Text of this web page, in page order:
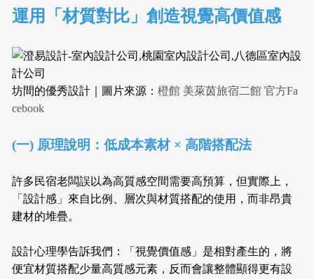
運用「材質對比」創造視覺高價值感
坊間的優秀設計｜圖片來源： 橙館 美萊茵旅宿二館 官方Fa
cebook
(一) 原理說明：低成本素材 × 高階搭配法
許多民宿老闆誤以為高質感空間需要高預算，但實際上，
「設計感」來自比例、層次與材質搭配的使用，而非昂貴
建材的堆疊。
設計心理學告訴我們：「視覺價值感」是相對產生的，將
便宜材質搭配少量高質感元素，反而會讓整體顯得更有設